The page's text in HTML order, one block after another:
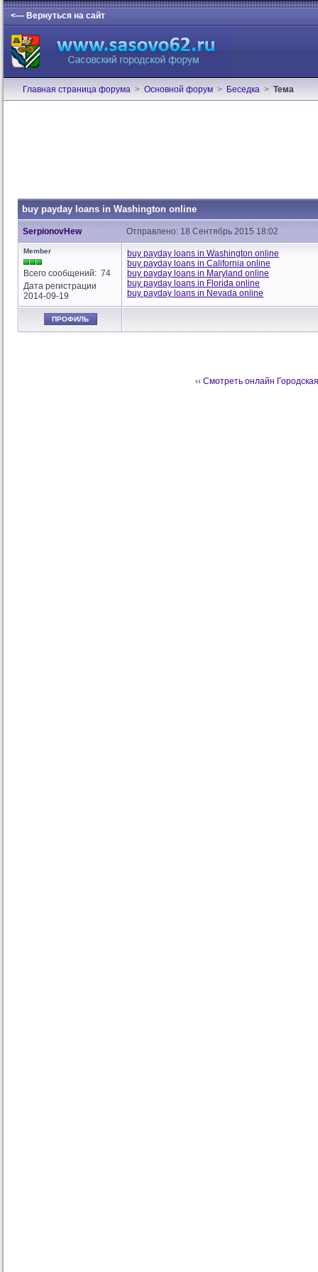
<— Вернуться на сайт
Главная страница форума > Основной форум > Беседка > Тема
buy payday loans in Washington online
SerpionovHew Отправлено: 18 Сентябрь 2015 18:02
Member
Всего сообщений: 74
Дата регистрации
2014-09-19
buy payday loans in Washington online
buy payday loans in California online
buy payday loans in Maryland online
buy payday loans in Florida online
buy payday loans in Nevada online
ПРОФИЛЬ
‹‹Смотреть онлайн